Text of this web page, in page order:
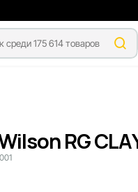
RG